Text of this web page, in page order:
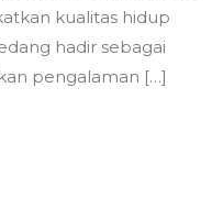
kualitas hidup
hadir sebagai
pengalaman […]